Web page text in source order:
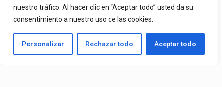
nuestro tráfico. Al hacer clic en “Aceptar todo” usted da su
consentimiento a nuestro uso de las cookies.
Personalizar Rechazar todo Aceptar todo
By Javier